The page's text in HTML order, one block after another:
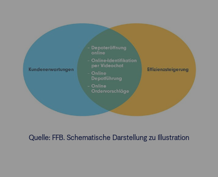
Quelle: FFB. Schematische Darstellung zu Illustration